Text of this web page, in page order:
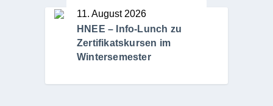
11. August 2026
HNEE – Info-Lunch zu
Zertifikatskursen im
Wintersemester